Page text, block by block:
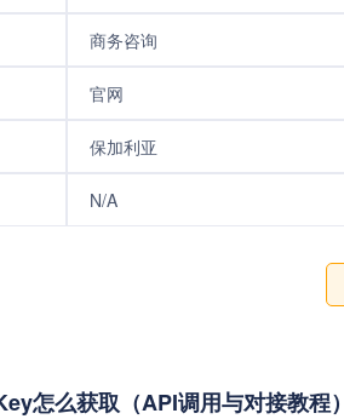
商务咨询
官网
保加利亚
N/A
怎么获取（API调用与对接教程